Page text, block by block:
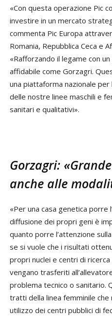
«Con questa operazione Pic
investire in un mercato
commenta Pic Europa
Romania, Repubblica Ceca e
«Rafforzando il legame con
affidabile come Gorzagri.
una piattaforma nazionale
delle nostre linee maschili e
sanitari e qualitativi».
Gorzagri:
anche alle
«Per una casa genetica porre
diffusione dei propri geni è
quanto porre l’attenzione
se si vuole che i risultati
propri nuclei e centri di
vengano trasferiti
problema tecnico o sanitario.
tratti della linea femminile che
utilizzo dei centri pubblici di